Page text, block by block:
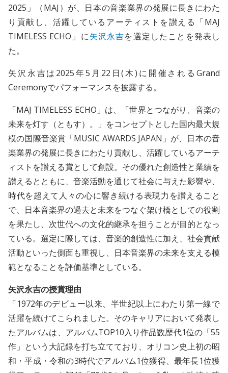
2025」（MAJ）が、日本の音楽業界の発展に長きにわた
り貢献し、活躍しているアーティストを讃える「MAJ
TIMELESS ECHO」に矢沢永吉を選定したことを発表し
た。
矢沢永吉は2025年5月22日(木)に開催されるGrand
Ceremonyでパフォーマンスを披露する。
「MAJ TIMELESS ECHO」は、「世界とつながり、音楽の
未来を灯す（ともす）。」をコンセプトとした国内最大規
模の国際音楽賞「MUSIC AWARDS JAPAN」が、日本の音
楽業界の発展に長きにわたり貢献し、活躍しているアーテ
ィストを讃える賞として創設。その優れた創造性と業績を
讃えるとともに、音楽活動を通じて社会に与えた影響や、
時代を超えて人々の心に響き続ける表現力を讃えること
で、日本音楽界の過去と未来をつなぐ架け橋としての役割
を果たし、次世代への文化的継承を担うことが目的となっ
ている。選定に際しては、音楽的創造性に加え、社会貢献
活動といった側面も重視し、日本音楽界の未来を支える模
範となることを評価基準としている。
矢沢永吉の授賞理由
「1972年のデビュー以来、半世紀以上にわたり第一線で
活躍を続けてこられました。そのキャリアにおいて発表し
たアルバムは、アルバムTOP10入り作品数歴代1位の「55
作」という大記録を打ち立てており、オリコン史上初の昭
和・平成・令和の3時代でアルバム1位獲得、最年長1位獲